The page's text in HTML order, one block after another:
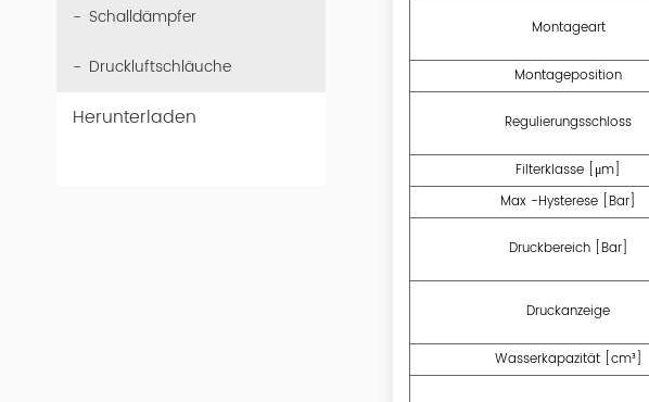
Schalldämpfer
Druckluftschläuche
Herunterladen
Montageart
Montageposition
Regulierungsschloss
Filterklasse [μm]
Max -Hysterese [Bar]
Druckbereich [Bar]
Druckanzeige
Wasserkapazität [cm³]